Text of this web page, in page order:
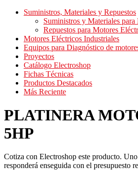
Suministros, Materiales y Repuestos
Suministros y Materiales
Repuestos para Motores
Motores Eléctricos Industriales
Equipos para Diagnóstico de
Proyectos
Catálogo Electroshop
Fichas Técnicas
Productos Destacados
Más Reciente
PLATINERA
5HP
Cotiza con Electroshop este producto. Uno
responderá enseguida con el presupuesto